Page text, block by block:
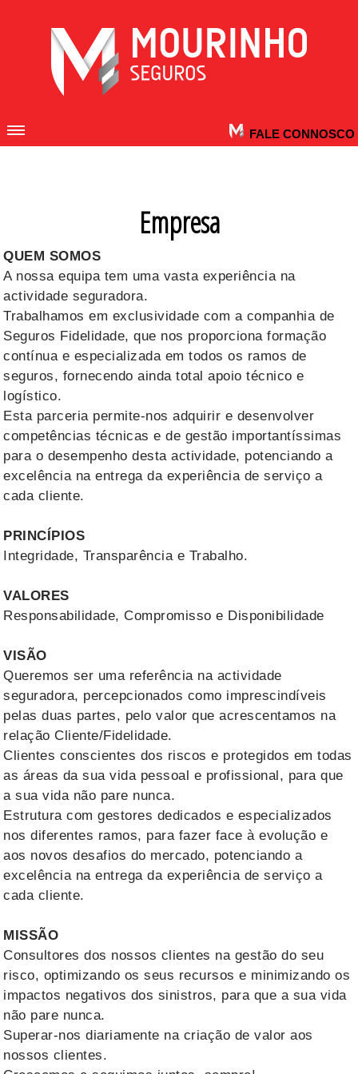
FALE CONNOSCO
Empresa
QUEM SOMOS
A nossa equipa tem uma vasta experiência na
actividade seguradora.
Trabalhamos em exclusividade com a companhia de
Seguros Fidelidade, que nos proporciona formação
contínua e especializada em todos os ramos de
seguros, fornecendo ainda total apoio técnico e
logístico.
Esta parceria permite-nos adquirir e desenvolver
competências técnicas e de gestão importantíssimas
para o desempenho desta actividade, potenciando a
excelência na entrega da experiência de serviço a
cada cliente.
PRINCÍPIOS
Integridade, Transparência e Trabalho.
VALORES
Responsabilidade, Compromisso e Disponibilidade
VISÃO
Queremos ser uma referência na actividade
seguradora, percepcionados como imprescindíveis
pelas duas partes, pelo valor que acrescentamos na
relação Cliente/Fidelidade.
Clientes conscientes dos riscos e protegidos em todas
as áreas da sua vida pessoal e profissional, para que
a sua vida não pare nunca.
Estrutura com gestores dedicados e especializados
nos diferentes ramos, para fazer face à evolução e
aos novos desafios do mercado, potenciando a
excelência na entrega da experiência de serviço a
cada cliente.
MISSÃO
Consultores dos nossos clientes na gestão do seu
risco, optimizando os seus recursos e minimizando os
impactos negativos dos sinistros, para que a sua vida
não pare nunca.
Superar-nos diariamente na criação de valor aos
nossos clientes.